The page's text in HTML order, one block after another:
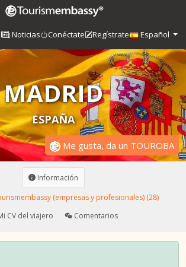
Noticias Conéctate Regístrate Español
MADRID
ESPAÑA
Me gusta, da un TOUROBA
Información
(empresas y profesionales) (28)
CV del viajero
Comentarios